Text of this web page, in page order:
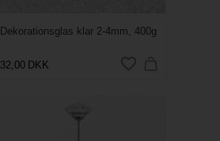
Dekorationsglas klar 2-4mm, 400g
32,00 DKK